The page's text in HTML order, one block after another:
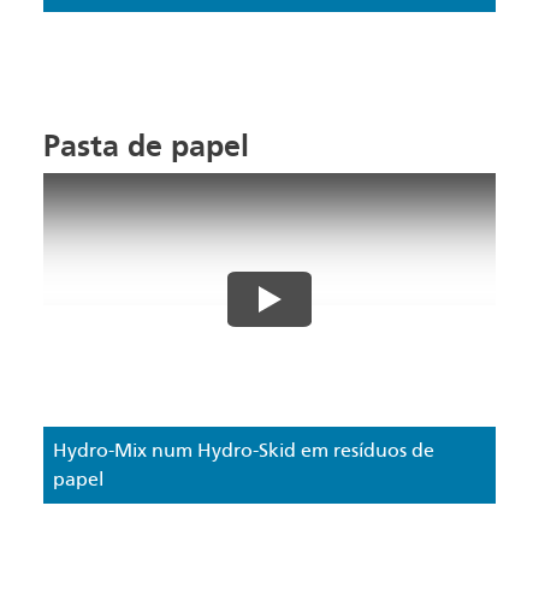
Pasta de papel
Hydro-Mix num Hydro-Skid em resíduos de
papel